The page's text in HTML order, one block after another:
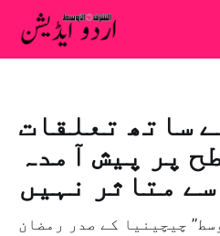
ساتھ تعلقات
پر پیش آمدہ
متاثر نہیں
چیچینیا کے صدر رمضان